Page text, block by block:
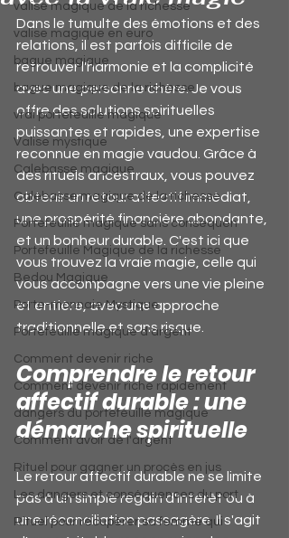
valise magique de la richesse
valise magique en euro
bague magique
bague magique de la richesse
vrai portefeuille magique
Valise mystique
Calebasse magique
Calebasse magique de la richesse
Portefeuille magique sans conséquen
Portefeuille Magique de la richesse
Bedou Magique
Porte-monnaie Mystique
Portefeuille magique d'argent
Comment devenir riche
Comment devenir riche rapidement
dangers du portefeuille magique
Comment avoir de l'argent
Rituel pour gagner un procès en jus
Les dangers et conséquences du port
Rituel pour récupérer sa femme qui
Dans le tumulte des émotions et des
relations, il est parfois difficile de
retrouver l'harmonie et la complicité
avec une personne chère. Je vous
offre des solutions spirituelles
puissantes et rapides, une expertise
reconnue en magie vaudou. Grâce à
des rituels ancestraux, vous pouvez
obtenir un retour affectif immédiat,
une prospérité financière abondante,
et un bonheur durable. C'est ici que
vous trouvez la vraie magie, celle qui
vous accompagne vers une vie pleine
et entière, avec une approche
traditionnelle et sans risque.
Comprendre le retour
affectif durable : une
démarche spirituelle
Le retour affectif durable ne se limite
pas à un simple regain d'intérêt ou à
une réconciliation passagère. Il s'agit